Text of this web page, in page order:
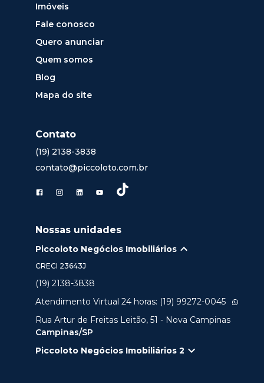
Imóveis
Fale conosco
Quero anunciar
Quem somos
Blog
Mapa do site
Contato
(19) 2138-3838
contato@piccoloto.com.br
Nossas unidades
Piccoloto Negócios Imobiliários
CRECI 23643J
(19) 2138-3838
Atendimento Virtual 24 horas: (19) 99272-0045
Rua Artur de Freitas Leitão, 51 - Nova Campinas
Campinas/SP
Piccoloto Negócios Imobiliários 2